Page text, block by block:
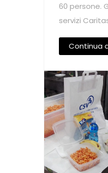
60 persone.
servizi
Continua